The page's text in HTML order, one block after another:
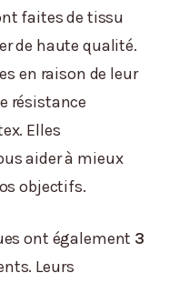
faites de tissu
de haute qualité.
en raison de leur
résistance
Elles
aider à mieux
objectifs.
ont également 3
Leurs